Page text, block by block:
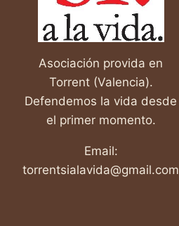
Asociación provida en
Torrent (Valencia).
Defendemos la vida desde
el primer momento.
Email:
torrentsialavida@gmail.com